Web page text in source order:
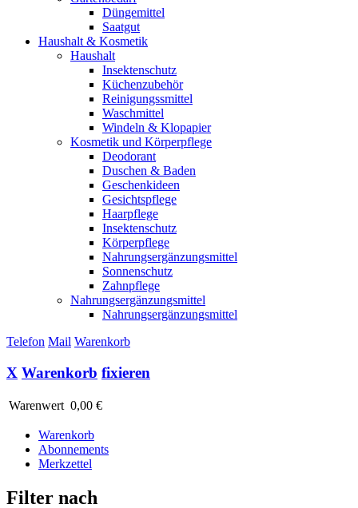
Düngemittel
Saatgut
Haushalt & Kosmetik
Haushalt
Insektenschutz
Küchenzubehör
Reinigungssmittel
Waschmittel
Windeln & Klopapier
Kosmetik und Körperpflege
Deodorant
Duschen & Baden
Geschenkideen
Gesichtspflege
Haarpflege
Insektenschutz
Körperpflege
Nahrungsergänzungsmittel
Sonnenschutz
Zahnpflege
Nahrungsergänzungsmittel
Nahrungsergänzungsmittel
Telefon Mail Warenkorb
X Warenkorb fixieren
Warenwert 0,00 €
Warenkorb
Abonnements
Merkzettel
Filter nach